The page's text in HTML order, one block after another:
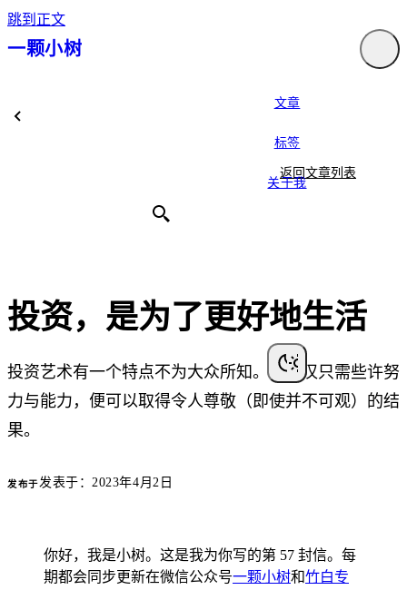
跳到正文
一颗小树
文章
标签
关于我
返回文章列表
投资，是为了更好地生活
投资艺术有一个特点不为大众所知。门外汉只需些许努
力与能力，便可以取得令人尊敬（即使并不可观）的结
果。
发布于发表于：2023年4月2日
你好，我是小树。这是我为你写的第 57 封信。每
期都会同步更新在微信公众号一颗小树和竹白专